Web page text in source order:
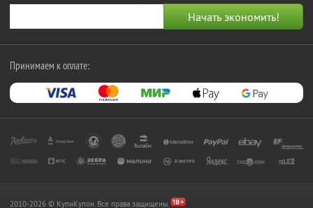
Принимаем к оплате:
2010-2026 © КупиКупон. Все права защищены.